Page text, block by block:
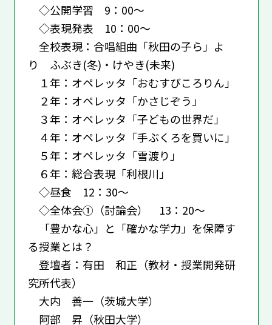
◇公開学習 9：00～
◇表現発表 10：00～
全校表現：合唱組曲「秋田の子ら」よ
り ふぶき(冬)・けやき(未来)
１年：オペレッタ「おむすびころりん」
２年：オペレッタ「かさじぞう」
３年：オペレッタ「子どもの世界だ」
４年：オペレッタ「手ぶくろを買いに」
５年：オペレッタ「雪渡り」
６年：総合表現「利根川」
◇昼食 12：30～
◇全体会①（討論会） 13：20～
「豊かな心」と「確かな学力」を保障す
る授業とは？
登壇者：有田 和正（教材・授業開発研
究所代表）
大内 善一（茨城大学）
阿部 昇（秋田大学）